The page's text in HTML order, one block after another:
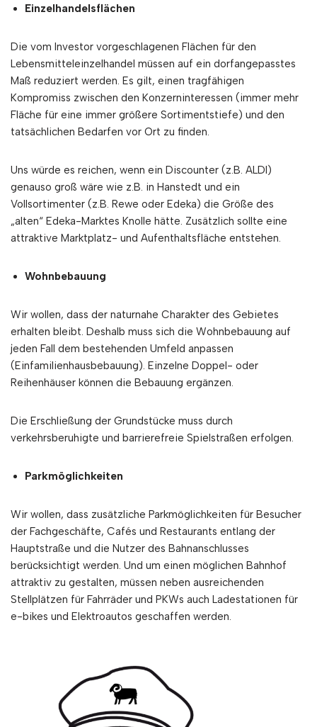
Einzelhandelsflächen
Die vom Investor vorgeschlagenen Flächen für den
Lebensmitteleinzelhandel müssen auf ein dorfangepasstes
Maß reduziert werden. Es gilt, einen tragfähigen
Kompromiss zwischen den Konzerninteressen (immer mehr
Fläche für eine immer größere Sortimentstiefe) und den
tatsächlichen Bedarfen vor Ort zu finden.
Uns würde es reichen, wenn ein Discounter (z.B. ALDI)
genauso groß wäre wie z.B. in Hanstedt und ein
Vollsortimenter (z.B. Rewe oder Edeka) die Größe des
„alten“ Edeka-Marktes Knolle hätte. Zusätzlich sollte eine
attraktive Marktplatz- und Aufenthaltsfläche entstehen.
Wohnbebauung
Wir wollen, dass der naturnahe Charakter des Gebietes
erhalten bleibt. Deshalb muss sich die Wohnbebauung auf
jeden Fall dem bestehenden Umfeld anpassen
(Einfamilienhausbebauung). Einzelne Doppel- oder
Reihenhäuser können die Bebauung ergänzen.
Die Erschließung der Grundstücke muss durch
verkehrsberuhigte und barrierefreie Spielstraßen erfolgen.
Parkmöglichkeiten
Wir wollen, dass zusätzliche Parkmöglichkeiten für Besucher
der Fachgeschäfte, Cafés und Restaurants entlang der
Hauptstraße und die Nutzer des Bahnanschlusses
berücksichtigt werden. Und um einen möglichen Bahnhof
attraktiv zu gestalten, müssen neben ausreichenden
Stellplätzen für Fahrräder und PKWs auch Ladestationen für
e-bikes und Elektroautos geschaffen werden.